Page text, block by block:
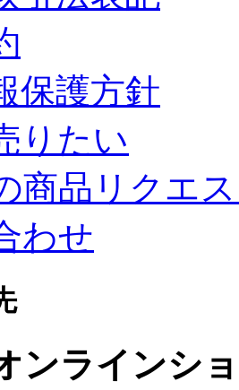
保護方針
りたい
商品リクエ
わせ
ンラインシ